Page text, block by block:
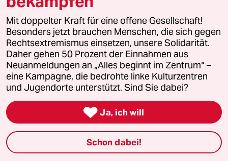
taz FUTURZWEI
Le Monde diplomatique
taz Archiv
Mehr taz Angebote
Mit doppelter Kraft für eine offene Gesellschaft!
Besonders jetzt brauchen Menschen, die sich gegen
Rechtsextremismus einsetzen, unsere Solidarität.
Daher gehen 50 Prozent der Einnahmen aus
Neuanmeldungen an „Alles beginnt im Zentrum“ –
eine Kampagne, die bedrohte linke Kulturzentren
und Jugendorte unterstützt. Sind Sie dabei?
 Ja, ich will
Schon dabei!